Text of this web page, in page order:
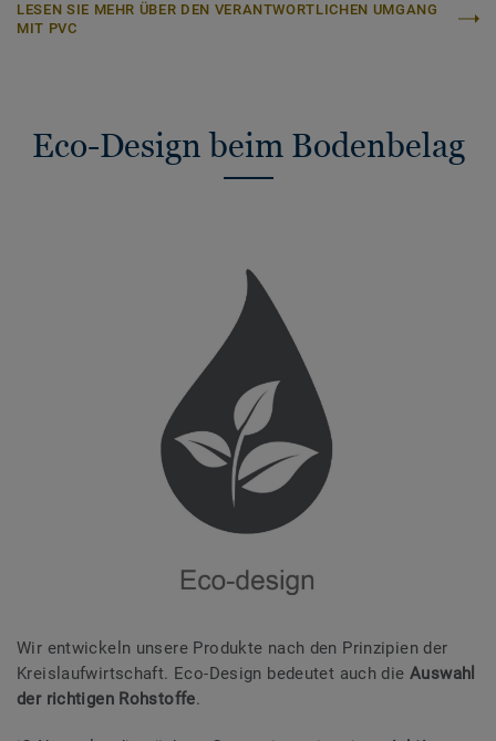
LESEN SIE MEHR ÜBER DEN VERANTWORTLICHEN UMGANG
MIT PVC
Eco-Design beim Bodenbelag
Wir entwickeln unsere Produkte nach den Prinzipien der
Kreislaufwirtschaft. Eco-Design bedeutet auch dieAuswahl
der richtigen Rohstoffe.